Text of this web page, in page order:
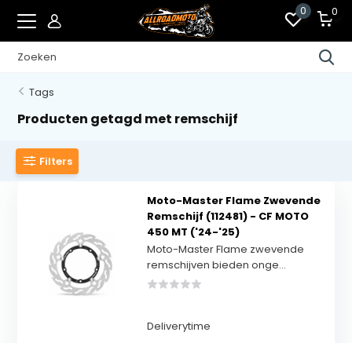
0 0
Tags
Producten getagd met remschijf
Filters
Moto-Master Flame Zwevende
Remschijf (112481) - CF MOTO
450 MT ('24-'25)
Moto-Master Flame zwevende
remschijven bieden onge...
Deliverytime